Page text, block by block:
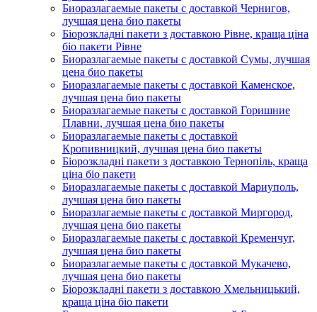
Биоразлагаемые пакеты с доставкой Чернигов,
лучшая цена био пакеты
Біорозкладні пакети з доставкою Рівне, краща ціна
біо пакети Рівне
Биоразлагаемые пакеты с доставкой Сумы, лучшая
цена био пакеты
Биоразлагаемые пакеты с доставкой Каменское,
лучшая цена био пакеты
Биоразлагаемые пакеты с доставкой Горишние
Плавни, лучшая цена био пакеты
Биоразлагаемые пакеты с доставкой
Кропивницкий, лучшая цена био пакеты
Біорозкладні пакети з доставкою Тернопіль, краща
ціна біо пакети
Биоразлагаемые пакеты с доставкой Мариуполь,
лучшая цена био пакеты
Биоразлагаемые пакеты с доставкой Миргород,
лучшая цена био пакеты
Биоразлагаемые пакеты с доставкой Кременчуг,
лучшая цена био пакеты
Биоразлагаемые пакеты с доставкой Мукачево,
лучшая цена био пакеты
Біорозкладні пакети з доставкою Хмельницький,
краща ціна біо пакети